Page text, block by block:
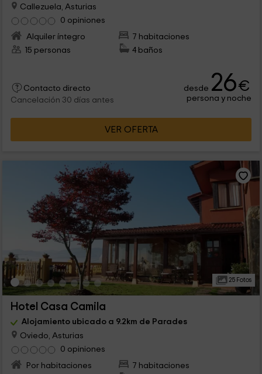
Callezuela, Asturias
0 opiniones
Alquiler íntegro
7 habitaciones
15 personas
4 baños
Contacto directo
Cancelación 30 días antes
desde 26€
persona y noche
VER OFERTA
25 Fotos
Hotel Casa Camila
Alojamiento ubicado a 9.2km de Parades
Oviedo, Asturias
0 opiniones
Por habitaciones
7 habitaciones